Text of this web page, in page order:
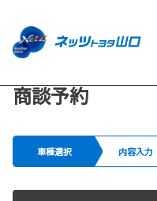
商談予約
車種選択 内容入力